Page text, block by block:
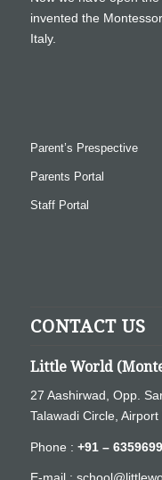
invented the
Italy.
Parent’s Prespective
Parents Portal
Staff Portal
CONTACT US
Little World
27 Aashirwad, Opp.
Talawadi Circle,
Phone : +91 –